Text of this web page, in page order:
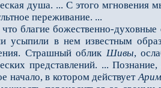
душа. ... С этого мгновения
переживание. ...
благие божественно-духовные
усыпили в нем известным
Страшный облик Шивы,
представлений. ...
начало, в котором действует